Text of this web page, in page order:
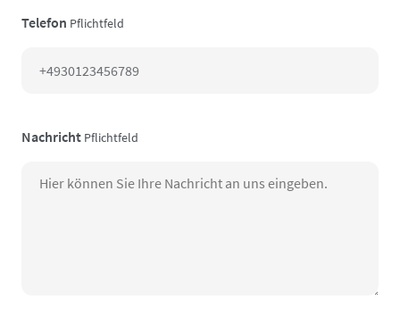
Telefon Pflichtfeld
Nachricht Pflichtfeld